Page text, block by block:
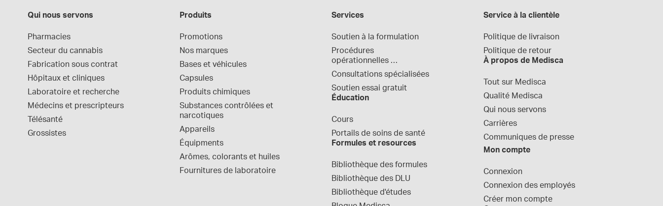
Qui nous servons
Pharmacies
Secteur du cannabis
Fabrication sous contrat
Hôpitaux et cliniques
Laboratoire et recherche
Médecins et prescripteurs
Télésanté
Grossistes
Produits
Promotions
Nos marques
Bases et véhicules
Capsules
Produits chimiques
Substances contrôlées et
narcotiques
Appareils
Équipments
Arômes, colorants et huiles
Fournitures de laboratoire
Services
Soutien à la formulation
Procédures
opérationnelles
normalisées
Consultations spécialisées
Soutien essai gratuit
Éducation
Cours
Portails de soins de santé
Formules et resources
Bibliothèque des formules
Bibliothèque des DLU
Bibliothèque d'études
Service à la clientèle
Politique de livraison
Politique de retour
À propos de Medisca
Tout sur Medisca
Qualité Medisca
Qui nous servons
Carrières
Communiques de presse
Mon compte
Connexion
Connexion des employés
Créer mon compte